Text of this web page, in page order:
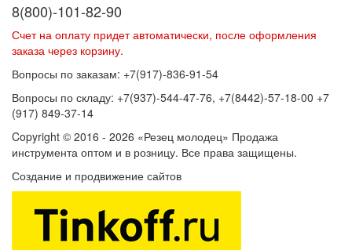
8(800)-101-82-90
Счет на оплату придет автоматически, после оформления
заказа через корзину.
Вопросы по заказам: +7(917)-836-91-54
Вопросы по складу: +7(937)-544-47-76, +7(8442)-57-18-00 +7
(917) 849-37-14
Copyright © 2016 - 2026 «Резец молодец» Продажа
инструмента оптом и в розницу. Все права защищены.
Создание и продвижение сайтов